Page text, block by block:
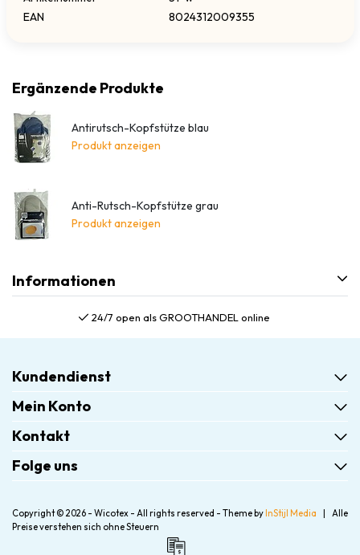
EAN
8024312009355
Ergänzende Produkte
Antirutsch-Kopfstütze blau
Produkt anzeigen
Anti-Rutsch-Kopfstütze grau
Produkt anzeigen
Informationen
24/7 open als GROOTHANDEL online
Kundendienst
Mein Konto
Kontakt
Folge uns
Copyright © 2026 - Wicotex - All rights reserved - Theme byInStijl Media |
Alle
Preise verstehen sich ohne Steuern